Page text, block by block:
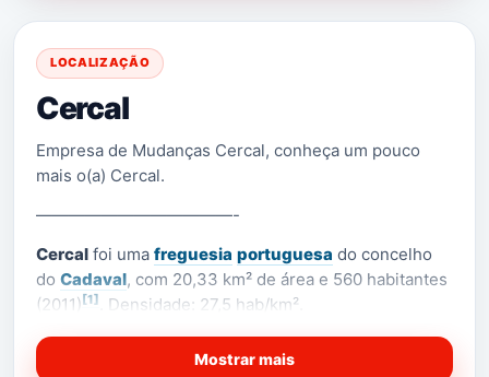
LOCALIZAÇÃO
Cercal
Empresa de Mudanças Cercal, conheça um pouco
mais o(a) Cercal.
————————————-
Cercal foi uma freguesia portuguesa do concelho
do Cadaval, com 20,33 km² de área e 560 habitantes
(2011)[1]
. Densidade: 27,5 hab/km².
Foi extinta em 2013, no âmbito de uma reforma
administrativa nacional, tendo sido agregada à
Mostrar mais